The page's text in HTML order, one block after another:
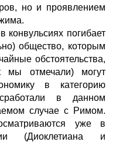
но и проявлением
конвульсиях погибает
общество, которым
обстоятельства,
мы отмечали) могут
в категорию
в данном
случае с Римом.
уже в
(Диоклетиана и